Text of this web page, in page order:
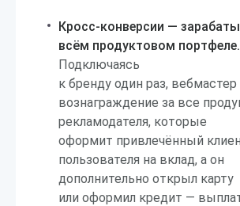
Кросс-конверсии —
всём продуктовом портфеле.
Подключаясь
к бренду один раз, вебмастер
вознаграждение за все
рекламодателя, которые
оформит привлечённый
пользователя на вклад, а он
дополнительно открыл карту
или оформил кредит —